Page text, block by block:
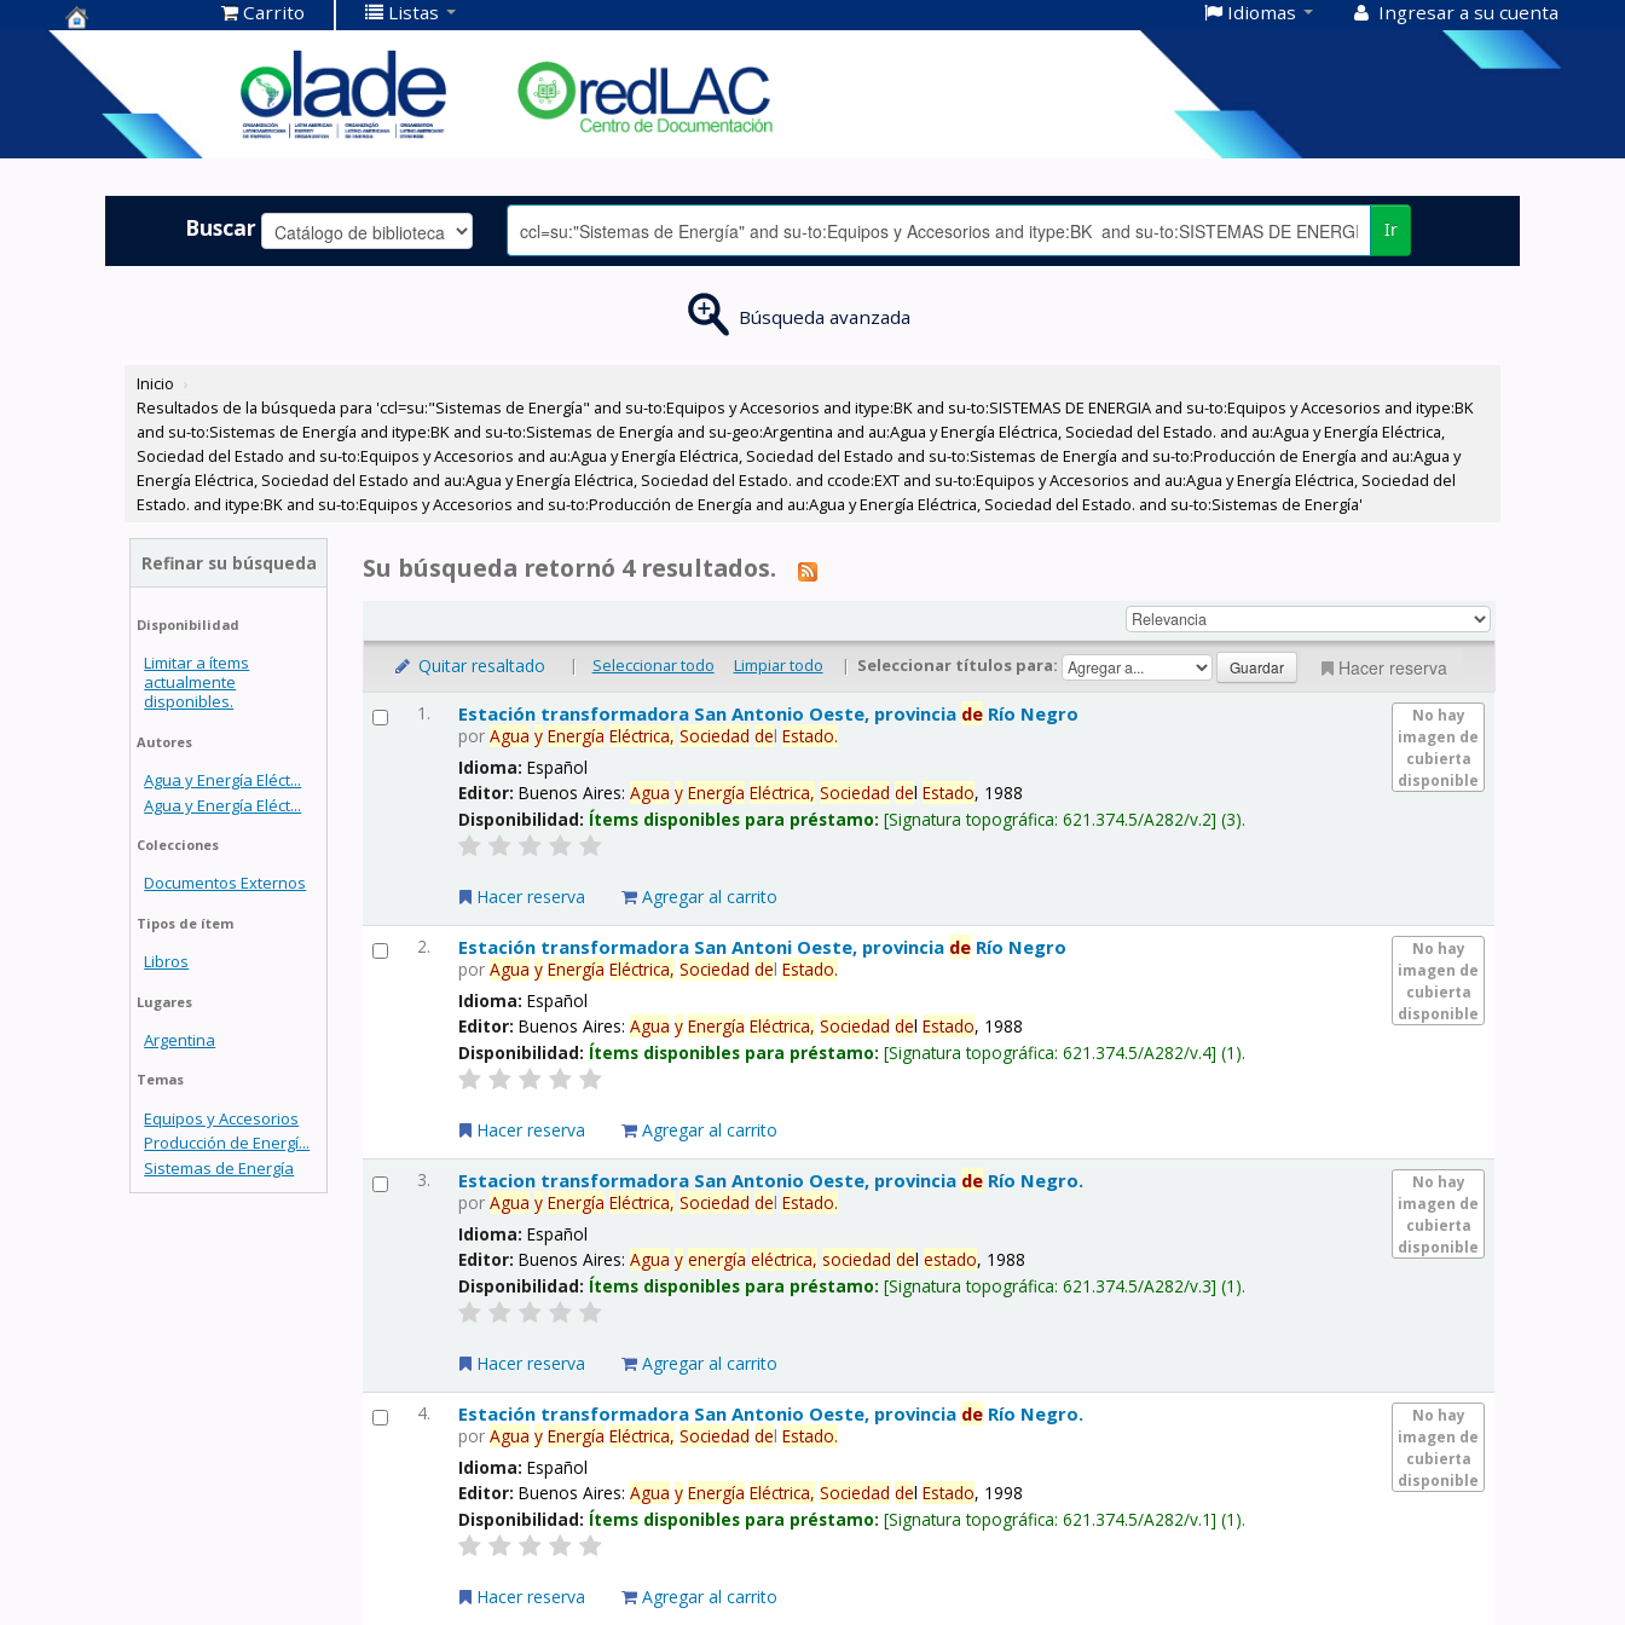
Centro de
Documentación
OLADE -
Carrito Listas Idiomas Ingresar a su cuenta
Buscar Ir
Búsqueda avanzada
Inicio ›
Resultados de la búsqueda para 'ccl=su:"Sistemas de Energía" and su-to:Equipos y Accesorios and itype:BK and su-to:SISTEMAS DE ENERGIA and su-to:Equipos y Accesorios and itype:BK
and su-to:Sistemas de Energía and itype:BK and su-to:Sistemas de Energía and su-geo:Argentina and au:Agua y Energía Eléctrica, Sociedad del Estado. and au:Agua y Energía Eléctrica,
Sociedad del Estado and su-to:Equipos y Accesorios and au:Agua y Energía Eléctrica, Sociedad del Estado and su-to:Sistemas de Energía and su-to:Producción de Energía and au:Agua y
Energía Eléctrica, Sociedad del Estado and au:Agua y Energía Eléctrica, Sociedad del Estado. and ccode:EXT and su-to:Equipos y Accesorios and au:Agua y Energía Eléctrica, Sociedad del
Estado. and itype:BK and su-to:Equipos y Accesorios and su-to:Producción de Energía and au:Agua y Energía Eléctrica, Sociedad del Estado. and su-to:Sistemas de Energía'
Refinar su búsqueda
Disponibilidad
Limitar a ítems
actualmente
disponibles.
Autores
Agua y Energía Eléct...
Agua y Energía Eléct...
Colecciones
Documentos Externos
Tipos de ítem
Libros
Lugares
Argentina
Temas
Equipos y Accesorios
Producción de Energí...
Sistemas de Energía
Su búsqueda retornó 4 resultados.
Quitar resaltado | Seleccionar todo Limpiar todo | Seleccionar títulos para: Hacer reserva
1.
No hay
imagen de
cubierta
disponible
Estación transformadora San Antonio Oeste, provincia de Río Negro
porAgua y Energía Eléctrica, Sociedad delEstado.
Idioma:Español
Editor:Buenos Aires:Agua y Energía Eléctrica, Sociedad delEstado, 1988
Disponibilidad: Ítems disponibles para préstamo: Signatura topográfica:621.374.5/A282/v.2 (3).
Hacer reserva Agregar al carrito
2.
No hay
imagen de
cubierta
disponible
Estación transformadora San Antoni Oeste, provincia de Río Negro
porAgua y Energía Eléctrica, Sociedad delEstado.
Idioma:Español
Editor:Buenos Aires:Agua y Energía Eléctrica, Sociedad delEstado, 1988
Disponibilidad: Ítems disponibles para préstamo: Signatura topográfica:621.374.5/A282/v.4 (1).
Hacer reserva Agregar al carrito
3.
No hay
imagen de
cubierta
disponible
Estacion transformadora San Antonio Oeste, provincia de Río Negro.
porAgua y Energía Eléctrica, Sociedad delEstado.
Idioma:Español
Editor:Buenos Aires:Agua y energía eléctrica, sociedad delestado, 1988
Disponibilidad: Ítems disponibles para préstamo: Signatura topográfica:621.374.5/A282/v.3 (1).
Hacer reserva Agregar al carrito
4.
No hay
imagen de
cubierta
disponible
Estación transformadora San Antonio Oeste, provincia de Río Negro.
porAgua y Energía Eléctrica, Sociedad delEstado.
Idioma:Español
Editor:Buenos Aires:Agua y Energía Eléctrica, Sociedad delEstado, 1998
Disponibilidad: Ítems disponibles para préstamo: Signatura topográfica:621.374.5/A282/v.1 (1).
Hacer reserva Agregar al carrito